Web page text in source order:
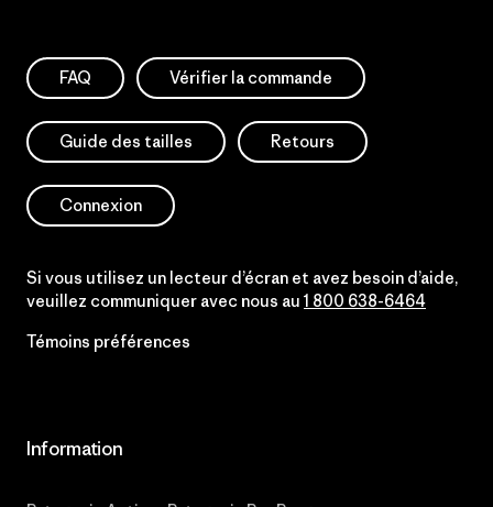
FAQ Vérifier la commande
Guide des tailles Retours
Connexion
Si vous utilisez un lecteur d’écran et avez besoin d’aide,
veuillez communiquer avec nous au 1 800 638-6464
Témoins préférences
Information